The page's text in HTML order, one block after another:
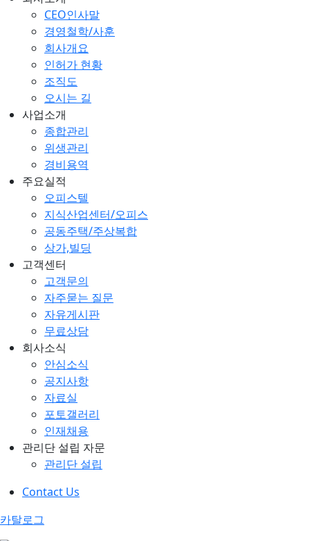
CEO인사말
경영철학/사훈
회사개요
인허가 현황
조직도
오시는 길
사업소개
종합관리
위생관리
경비용역
주요실적
오피스텔
지식산업센터/오피스
공동주택/주상복합
상가,빌딩
고객센터
고객문의
자주묻는 질문
자유게시판
무료상담
회사소식
안심소식
공지사항
자료실
포토갤러리
인재채용
관리단 설립 자문
관리단 설립
Contact Us
카탈로그